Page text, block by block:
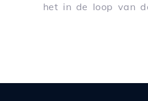
het in de loop van